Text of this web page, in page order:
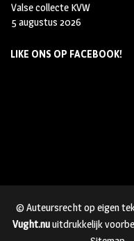
Valse collecte KVW
5 augustus 2026
LIKE ONS OP FACEBOOK!
© Auteursrecht op eigen
Vught.nuuitdrukkelijk